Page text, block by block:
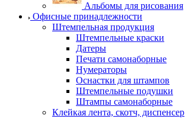
Альбомы для рисования
Офисные принадлежности
Штемпельная продукция
Штемпельные краски
Датеры
Печати самонаборные
Нумераторы
Оснастки для штампов
Штемпельные подушки
Штампы самонаборные
Клейкая лента, скотч, диспенсер